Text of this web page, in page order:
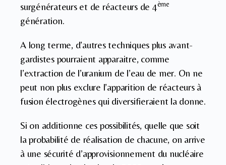
surgénérateurs et de réacteurs de 4ème
génération.
A long terme, d’autres techniques plus avant-
gardistes pourraient apparaitre, comme
l’extraction de l’uranium de l’eau de mer. On ne
peut non plus exclure l’apparition de réacteurs à
fusion électrogènes qui diversifieraient la donne.
Si on additionne ces possibilités, quelle que soit
la probabilité de réalisation de chacune, on arrive
à une sécurité d’approvisionnement du nucléaire